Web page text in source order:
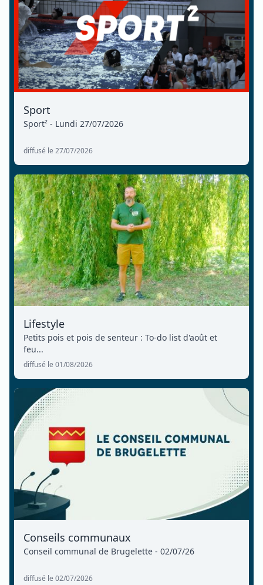
Sport
Sport² - Lundi 27/07/2026
diffusé le 27/07/2026
Lifestyle
Petits pois et pois de senteur : To-do list d'août et
feu...
diffusé le 01/08/2026
Conseils communaux
Conseil communal de Brugelette - 02/07/26
diffusé le 02/07/2026